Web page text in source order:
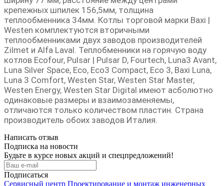
крепежных шпилек 156,5мм, толщина
теплообменника 34мм. Котлы торговой марки Baxi |
Westen комплектуются вторичными
теплообменниками двух заводов производителей
Zilmet и Alfa Laval. Теплобменники на горячую воду
котлов Ecofour, Pulsar | Pulsar D, Fourtech, Luna3 Avant,
Luna Silver Space, Eco, Eco3 Compact, Eco 3, Baxi Luna,
Luna 3 Comfort, Westen Star, Westen Star Master,
Westen Energy, Westen Star Digital имеют асболютно
одинаковые размеры и взаимозаменяемы,
отличаются только количеством пластин. Страна
производитель обоих заводов Италия.
Написать отзыв
Подписка на новости
Будьте в курсе новых акций и спецпредложений!
Подписаться
Сервисный центр Проектирование и монтаж инженерных